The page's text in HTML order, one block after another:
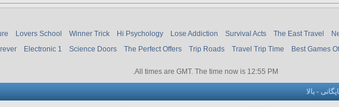
Lovers School Winner Trick Hi Psychology Lose Addiction Survival Acts The East Travel
Electronic 1 Science Doors The Perfect Offers Trip Roads Travel Trip Time Best Games Of
All times are GMT. The time now is 12:55 PM
.
- بالا